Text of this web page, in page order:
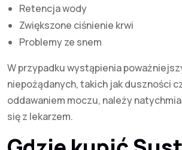
Retencja wody
Zwiększone ciśnienie krwi
Problemy ze snem
W przypadku wystąpienia
niepożądanych, takich jak duszności
oddawaniem moczu, należy
się z lekarzem.